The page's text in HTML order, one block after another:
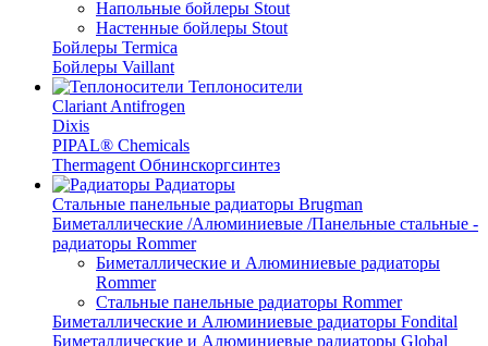
Напольные бойлеры Stout
Настенные бойлеры Stout
Бойлеры Termica
Бойлеры Vaillant
Теплоносители
Clariant Antifrogen
Dixis
PIPAL® Chemicals
Thermagent Обнинскоргсинтез
Радиаторы
Стальные панельные радиаторы Brugman
Биметаллические /Алюминиевые /Панельные стальные -
радиаторы Rommer
Биметаллические и Алюминиевые радиаторы
Rommer
Стальные панельные радиаторы Rommer
Биметаллические и Алюминиевые радиаторы Fondital
Биметаллические и Алюминиевые радиаторы Global